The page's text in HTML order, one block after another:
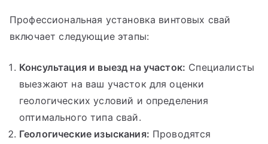
Профессиональная установка винтовых свай
включает следующие этапы:
Консультация и выезд на участок: Специалисты
выезжают на ваш участок для оценки
геологических условий и определения
оптимального типа свай.
Геологические изыскания: Проводятся